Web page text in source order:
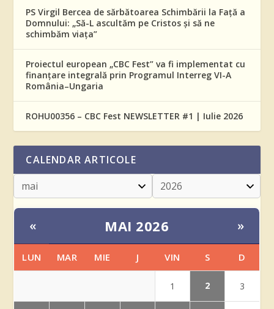
PS Virgil Bercea de sărbătoarea Schimbării la Față a
Domnului: „Să-L ascultăm pe Cristos și să ne
schimbăm viața”
Proiectul european „CBC Fest” va fi implementat cu
finanțare integrală prin Programul Interreg VI-A
România–Ungaria
ROHU00356 – CBC Fest NEWSLETTER #1 | Iulie 2026
CALENDAR ARTICOLE
« MAI 2026 »
LUN MAR MIE J VIN S D
1 2 3